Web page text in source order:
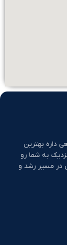
داره بهترین
به شما رو
در مسیر رشد و